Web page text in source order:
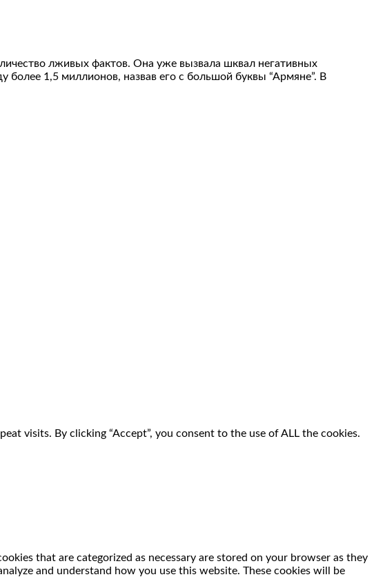
лживых фактов. Она уже вызвала шквал негативных
более 1,5 миллионов, назвав его с большой буквы “Армяне”. В
visits. By clicking “Accept”, you consent to the use of ALL the cookies.
that are categorized as necessary are stored on your browser as they
and understand how you use this website. These cookies will be